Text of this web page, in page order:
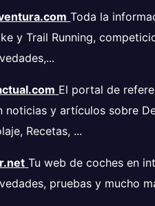
Toda la
y Trail Running,
El portal de
noticias y artículos sobre
Recetas, ...
Tu web de coches en
pruebas y mucho